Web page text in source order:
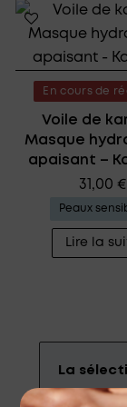
En cours de
Voile de
Masque
apaisant –
31,00 €
Peaux
Lire la
La
La crème